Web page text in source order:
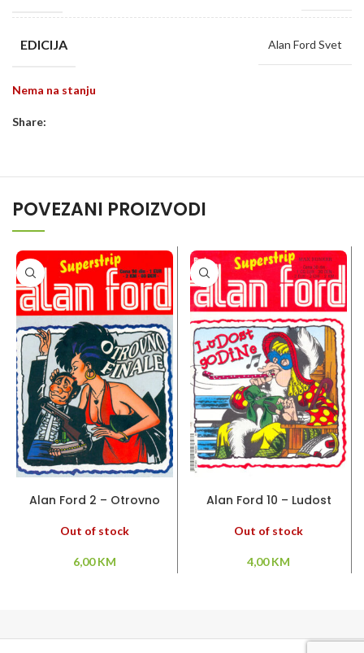
EDICIJA Alan Ford Svet
Nema na stanju
Share:
POVEZANI PROIZVODI
Alan Ford 2 – Otrovno
Out of stock
6,00KM
Alan Ford 10 – Ludost
Out of stock
4,00KM